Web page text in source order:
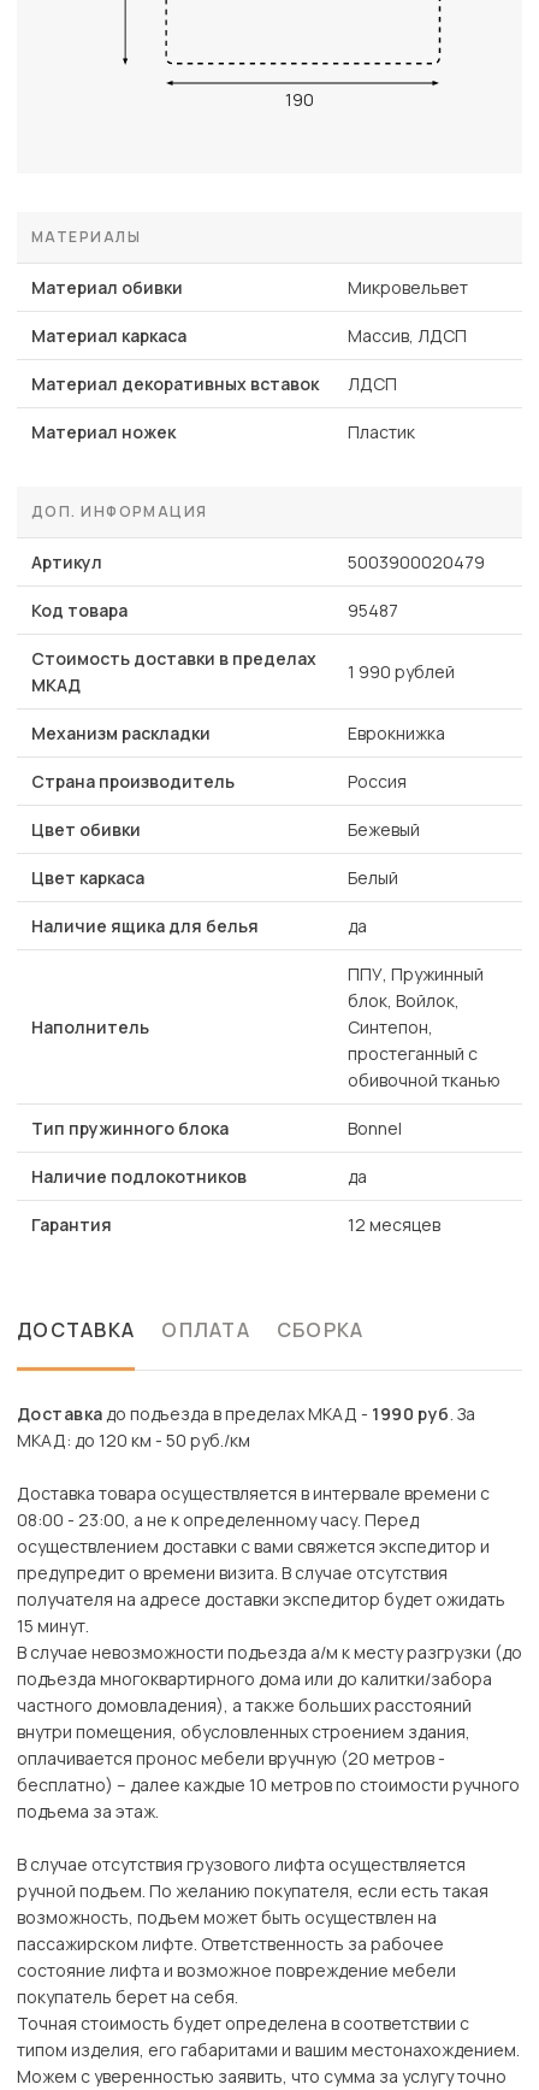
190
МАТЕРИАЛЫ
Материал обивки Микровельвет
Материал каркаса Массив, ЛДСП
Материал декоративных вставок ЛДСП
Материал ножек Пластик
ДОП. ИНФОРМАЦИЯ
Артикул 5003900020479
Код товара 95487
Стоимость доставки в пределах
МКАД
1 990 рублей
Механизм раскладки Еврокнижка
Страна производитель Россия
Цвет обивки Бежевый
Цвет каркаса Белый
Наличие ящика для белья да
Наполнитель
ППУ, Пружинный
блок, Войлок,
Синтепон,
простеганный с
обивочной тканью
Тип пружинного блока Bonnel
Наличие подлокотников да
Гарантия 12 месяцев
ДОСТАВКА ОПЛАТА СБОРКА
Доставкадо подъезда в пределах МКАД - 1990 руб. За
МКАД: до 120 км - 50 руб./км
Доставка товара осуществляется в интервале времени с
08:00 - 23:00, а не к определенному часу. Перед
осуществлением доставки с вами свяжется экспедитор и
предупредит о времени визита. В случае отсутствия
получателя на адресе доставки экспедитор будет ожидать
15 минут.
В случае невозможности подъезда а/м к месту разгрузки (до
подъезда многоквартирного дома или до калитки/забора
частного домовладения), а также больших расстояний
внутри помещения, обусловленных строением здания,
оплачивается пронос мебели вручную (20 метров -
бесплатно) – далее каждые 10 метров по стоимости ручного
подъема за этаж.
В случае отсутствия грузового лифта осуществляется
ручной подъем. По желанию покупателя, если есть такая
возможность, подъем может быть осуществлен на
пассажирском лифте. Ответственность за рабочее
состояние лифта и возможное повреждение мебели
покупатель берет на себя.
Точная стоимость будет определена в соответствии с
типом изделия, его габаритами и вашим местонахождением.
Можем с уверенностью заявить, что сумма за услугу точно